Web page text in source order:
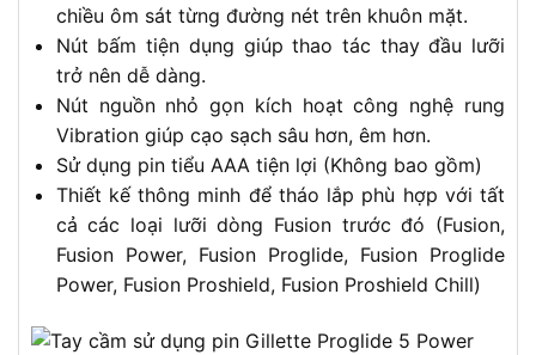
chiều ôm sát từng đường nét trên khuôn mặt.
Nút bấm tiện dụng giúp thao tác thay đầu lưỡi
trở nên dễ dàng.
Nút nguồn nhỏ gọn kích hoạt công nghệ rung
Vibration giúp cạo sạch sâu hơn, êm hơn.
Sử dụng pin tiểu AAA tiện lợi (Không bao gồm)
Thiết kế thông minh để tháo lắp phù hợp với tất
cả các loại lưỡi dòng Fusion trước đó (Fusion,
Fusion Power, Fusion Proglide, Fusion Proglide
Power, Fusion Proshield, Fusion Proshield Chill)